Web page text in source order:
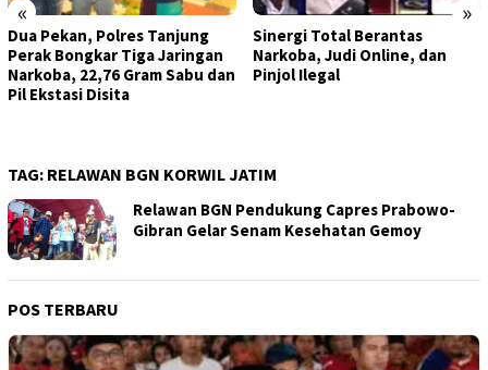
« »
Dua Pekan, Polres Tanjung
Perak Bongkar Tiga Jaringan
Narkoba, 22,76 Gram Sabu dan
Pil Ekstasi Disita
Sinergi Total Berantas
Narkoba, Judi Online, dan
Pinjol Ilegal
TAG: RELAWAN BGN KORWIL JATIM
Relawan BGN Pendukung Capres Prabowo-
Gibran Gelar Senam Kesehatan Gemoy
POS TERBARU